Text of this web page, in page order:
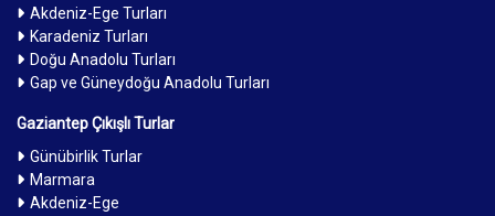
Akdeniz-Ege Turları
Karadeniz Turları
Doğu Anadolu Turları
Gap ve Güneydoğu Anadolu Turları
Gaziantep Çıkışlı Turlar
Günübirlik Turlar
Marmara
Akdeniz-Ege